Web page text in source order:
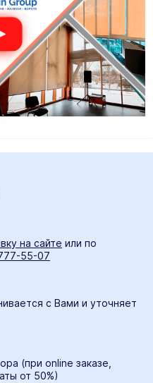
на сайте или по
55-07
с Вами и уточняет
(при online заказе,
от 50%)